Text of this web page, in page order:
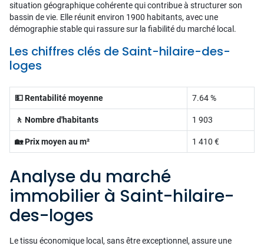
situation géographique cohérente qui contribue à structurer son
bassin de vie. Elle réunit environ 1900 habitants, avec une
démographie stable qui rassure sur la fiabilité du marché local.
Les chiffres clés de Saint-hilaire-des-
loges
💵 Rentabilité moyenne 7.64 %
🚶 Nombre d'habitants 1 903
🏡 Prix moyen au m² 1 410 €
Analyse du marché
immobilier à Saint-hilaire-
des-loges
Le tissu économique local, sans être exceptionnel, assure une